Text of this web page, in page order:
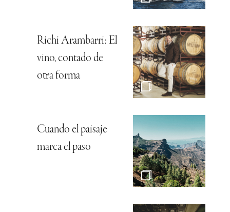
Richi Arambarri: El
vino, contado de
otra forma
Cuando el paisaje
marca el paso